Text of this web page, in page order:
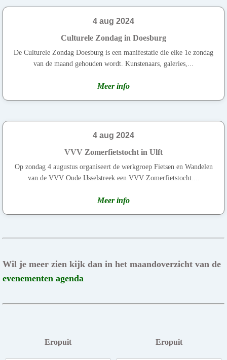
4 aug 2024
Culturele Zondag in Doesburg
De Culturele Zondag Doesburg is een manifestatie die elke 1e zondag
van de maand gehouden wordt. Kunstenaars, galeries,...
Meer info
4 aug 2024
VVV Zomerfietstocht in Ulft
Op zondag 4 augustus organiseert de werkgroep Fietsen en Wandelen
van de VVV Oude IJsselstreek een VVV Zomerfietstocht....
Meer info
Wil je meer zien kijk dan in het maandoverzicht van de
evenementen agenda
Eropuit Eropuit